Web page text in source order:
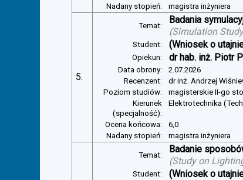
Nadany stopień:
magistra inżyniera
5.
Temat:
Badania
(Simulation
Student: (Wniosek o
Opiekun: dr hab. inż. Piotr
Data obrony:
2.07.2026
Recenzent:
dr inż. Andrzej
Poziom studiów:
magisterskie II-go
Kierunek
(specjalność):
Elektrotechnika
Ocena końcowa:
6,0
Nadany stopień:
magistra inżyniera
Temat:
Badanie
(Study on
Student: (Wniosek o